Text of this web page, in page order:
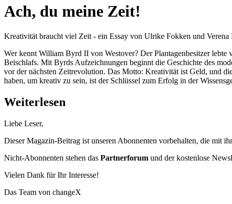
Ach, du meine Zeit!
Kreativität braucht viel Zeit - ein Essay von Ulrike Fokken und Verena
Wer kennt William Byrd II von Westover? Der Plantagenbesitzer
Beischlafs. Mit Byrds Aufzeichnungen beginnt die Geschichte des
vor der nächsten Zeitrevolution. Das Motto: Kreativität ist Geld, und
haben, um kreativ zu sein, ist der Schlüssel zum Erfolg in der
Weiterlesen
Liebe Leser,
Dieser Magazin-Beitrag ist unseren Abonnenten vorbehalten, die mit
Nicht-Abonnenten stehen das Partnerforum und der kostenlose
Vielen Dank für Ihr Interesse!
Das Team von changeX